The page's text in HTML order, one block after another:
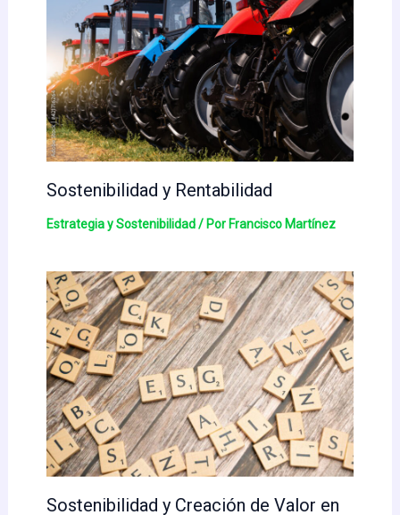
Sostenibilidad y Rentabilidad
Estrategia y Sostenibilidad/ Por Francisco Martínez
Sostenibilidad y Creación de Valor en